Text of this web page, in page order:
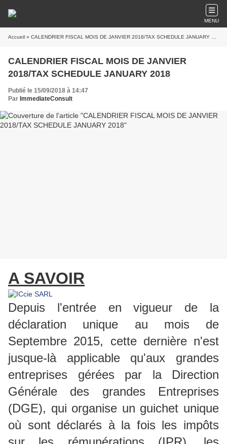
MENU
Accueil » CALENDRIER FISCAL MOIS DE JANVIER 2018/TAX SCHEDULE JANUARY 2018
CALENDRIER FISCAL MOIS DE JANVIER
2018/TAX SCHEDULE JANUARY 2018
Publié le 15/09/2018 à 14:47
Par ImmediateConsult
A SAVOIR
Depuis l'entrée en vigueur de la
déclaration unique au mois de
Septembre 2015, cette dernière n'est
jusque-là applicable qu'aux grandes
entreprises gérées par la Direction
Générale des grandes Entreprises
(DGE), qui organise un guichet unique
où sont déclarés à la fois les impôts